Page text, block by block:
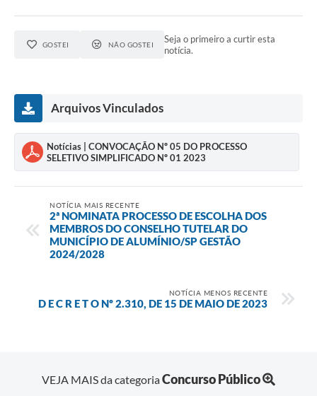
GOSTEI NÃO GOSTEI
Seja o primeiro a curtir esta
notícia.
Arquivos Vinculados
Notícias | CONVOCAÇÃO Nº 05 DO PROCESSO
SELETIVO SIMPLIFICADO Nº 01 2023
NOTÍCIA MAIS RECENTE
2ª NOMINATA PROCESSO DE ESCOLHA DOS
MEMBROS DO CONSELHO TUTELAR DO
MUNICÍPIO DE ALUMÍNIO/SP GESTÃO
2024/2028
NOTÍCIA MENOS RECENTE
D E C R E T O Nº 2.310, DE 15 DE MAIO DE 2023
VEJA MAIS da categoriaConcurso Público